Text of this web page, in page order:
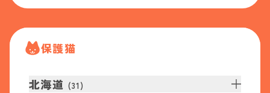
保護猫
北海道 (31 )